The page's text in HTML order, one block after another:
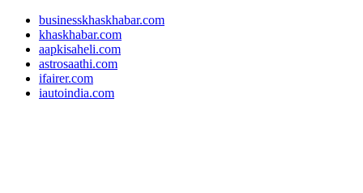
businesskhaskhabar.com
khaskhabar.com
aapkisaheli.com
astrosaathi.com
ifairer.com
iautoindia.com